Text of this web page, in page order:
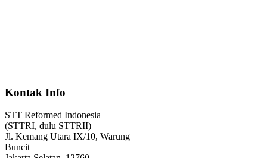
Kontak Info
STT Reformed Indonesia
(STTRI, dulu STTRII)
Jl. Kemang Utara IX/10, Warung
Buncit